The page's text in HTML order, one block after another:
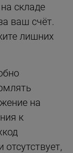
складе
ваш счёт.
лишних
на
к